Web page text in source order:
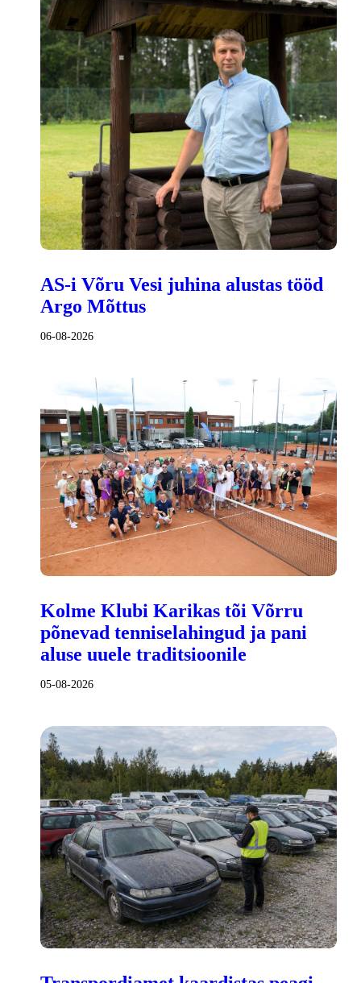
AS-i Võru Vesi juhina alustas tööd
Argo Mõttus
06-08-2026
Kolme Klubi Karikas tõi Võrru
põnevad tenniselahingud ja pani
aluse uuele traditsioonile
05-08-2026